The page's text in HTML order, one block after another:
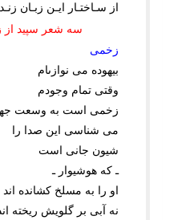
از سـاختـار ایـن زبـان
سه شعر سپید از
زخمى
بیهوده مى نوازىام
وقتى تمام وجودم
زخمى است به وسعت
مى شناسى این صدا را
شیون جانى است
ـ که هوشیوار ـ
او را به مسلخ کشانده اند
نه آبى بر گلویش ریخته